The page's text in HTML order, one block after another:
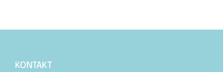
KONTAKT